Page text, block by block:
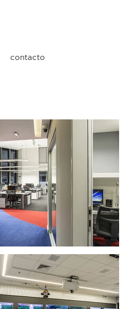
contacto